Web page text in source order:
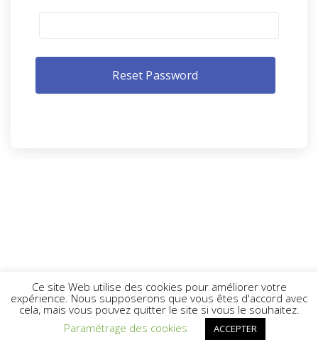
Ce site Web utilise des cookies pour améliorer votre
expérience. Nous supposerons que vous êtes d'accord avec
cela, mais vous pouvez quitter le site si vous le souhaitez.
Paramétrage des cookies
ACCEPTER